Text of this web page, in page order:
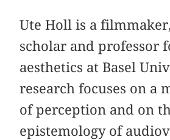
Ute Holl is a
scholar and professor
aesthetics at Basel
research focuses on a
of perception and on
epistemology of